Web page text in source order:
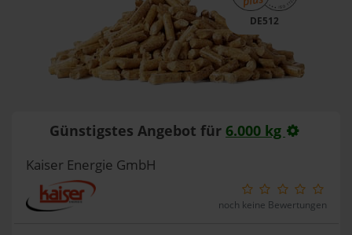
DE512
Günstigstes Angebot für 6.000 kg
Kaiser Energie GmbH
noch keine Bewertungen